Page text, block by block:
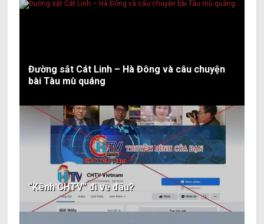
Đường sắt Cát Linh – Hà Đông và câu chuyện
bài Tàu mù quáng
“Kênh CHTV” đi về đâu?